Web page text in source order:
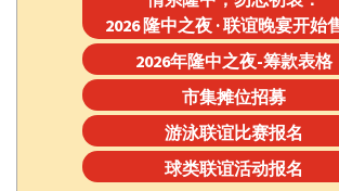
2026 隆中之夜 · 联谊晚宴开始
2026年隆中之夜-筹款表格
市集摊位招募
游泳联谊比赛报名
球类联谊活动报名